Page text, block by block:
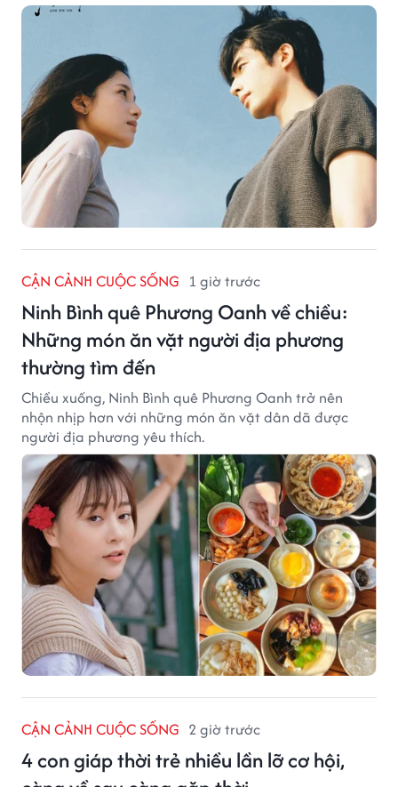
CẬN CẢNH CUỘC SỐNG 1 giờ trước
Ninh Bình quê Phương Oanh về chiều:
Những món ăn vặt người địa phương
thường tìm đến
Chiều xuống, Ninh Bình quê Phương Oanh trở nên
nhộn nhịp hơn với những món ăn vặt dân dã được
người địa phương yêu thích.
CẬN CẢNH CUỘC SỐNG 2 giờ trước
4 con giáp thời trẻ nhiều lần lỡ cơ hội,